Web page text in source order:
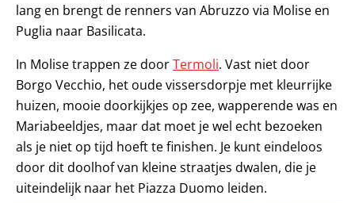
lang en brengt de renners van Abruzzo via Molise en
Puglia naar Basilicata.
In Molise trappen ze doorTermoli. Vast niet door
Borgo Vecchio, het oude vissersdorpje met kleurrijke
huizen, mooie doorkijkjes op zee, wapperende was en
Mariabeeldjes, maar dat moet je wel echt bezoeken
als je niet op tijd hoeft te finishen. Je kunt eindeloos
door dit doolhof van kleine straatjes dwalen, die je
uiteindelijk naar het Piazza Duomo leiden.